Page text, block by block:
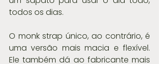
todos os dias.
O monk strap único, ao contrário, é
uma versão mais macia e flexível.
Ele também dá ao fabricante mais